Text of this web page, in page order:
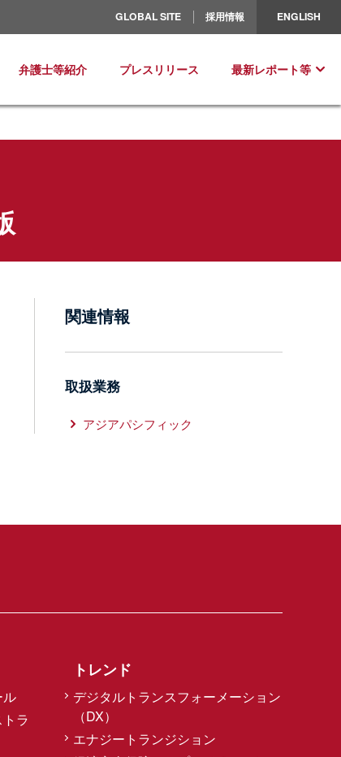
GLOBAL SITE 採用情報 ENGLISH
ヨーロッパ
弁護士等紹介 プレスリリース 最新レポート等
関連情報
取扱業務
アジアパシフィック
ル
ラ
トレンド
デジタルトランスフォーメーション
（DX）
エナジートランジション